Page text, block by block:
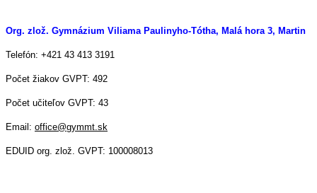
Org. zlož. Gymnázium Viliama Paulinyho-Tótha, Malá hora 3, Martin
Telefón: +421 43 413 3191
Počet žiakov GVPT: 492
Počet učiteľov GVPT: 43
Email: office@gymmt.sk
EDUID org. zlož. GVPT: 100008013